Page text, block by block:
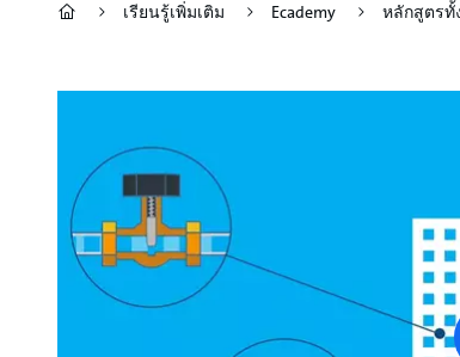
เรียนรู้เพิ่มเติม Ecademy หลักสูตรทั้